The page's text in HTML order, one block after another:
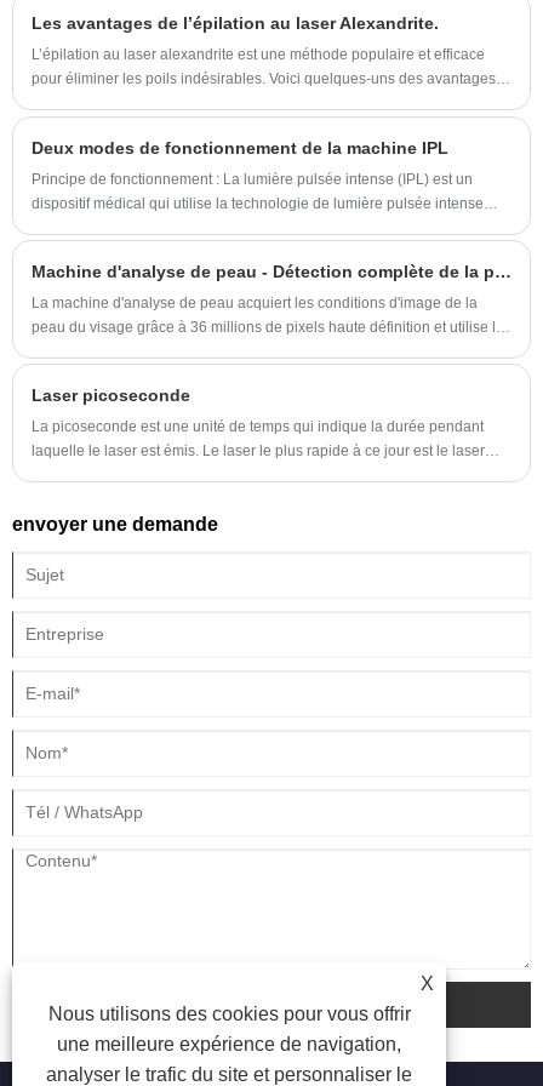
dans la poignée liposonix, V max pour un
traitement complet du visage, y compris le
machine peut effectuer un traitement de 4
façons et un prix compétitif devenant un
Les avantages de l’épilation au laser Alexandrite.
L’épilation au laser alexandrite est une méthode populaire et efficace
pour éliminer les poils indésirables. Voici quelques-uns des avantages
Deux modes de fonctionnement de la machine IPL
Principe de fonctionnement : La lumière pulsée intense (IPL) est un
dispositif médical qui utilise la technologie de lumière pulsée intense
Machine d'analyse de peau - Détection complète de la peau
La machine d'analyse de peau acquiert les conditions d'image de la
peau du visage grâce à 36 millions de pixels haute définition et utilise la
de simulation de peau 3D, ainsi que le cloud computing et le stockage
en cloud pour effectuer des analyses quantitatives superficielles et
profondes. analyse des caractéristiques pathologiques de la peau.
Laser picoseconde
La picoseconde est une unité de temps qui indique la durée pendant
laquelle le laser est émis. Le laser le plus rapide à ce jour est le laser
envoyer une demande
soumettre
X
Nous utilisons des cookies pour vous offrir
une meilleure expérience de navigation,
analyser le trafic du site et personnaliser le